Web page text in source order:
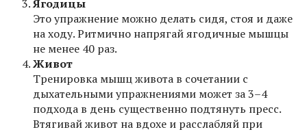
Ягодицы
Это упражнение можно делать сидя, стоя и даже
на ходу. Ритмично напрягай ягодичные мышцы
не менее 40 раз.
Живот
Тренировка мышц живота в сочетании с
дыхательными упражнениями может за 3–4
подхода в день существенно подтянуть пресс.
Втягивай живот на вдохе и расслабляй при